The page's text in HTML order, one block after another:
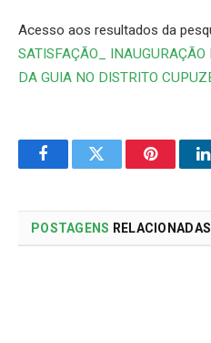
Acesso aos resultados da
SATISFAÇÃO_
DA GUIA NO DISTRITO
FacebookTwitter Pinterest
POSTAGENS RELACIONADAS